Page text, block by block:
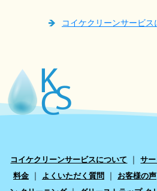
コイケクリーンサービス
コイケクリーンサービスについて ｜サ
料金｜ よくいただく質問 ｜ お客様の声